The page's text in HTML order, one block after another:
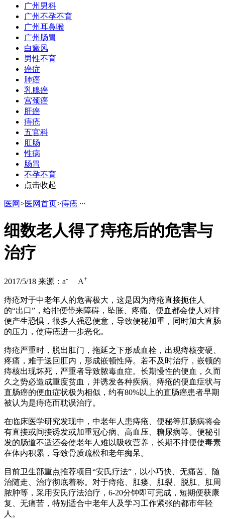
广州男科
广州不孕不育
广州耳鼻喉
广州肠胃
白癜风
男性不育
癌症
肺癌
乳腺癌
宫颈癌
肝癌
痔疮
五官科
肛肠
性病
肠胃
不孕不育
点击收起
医网>医网首页>痔疮 ···
细数老人得了痔疮后的危害与
治疗
2017/5/18 来源： a- A+
痔疮对于中老年人的危害极大，这是因为痔疮直接扼住人
的“出口”，给排便带来障碍，坠胀、疼痛、便血都会使人对排
便产生恐惧，很多人强忍便意，导致便秘加重，同时加大直肠
的压力，使痔疮进一步恶化。
痔疮严重时，脱出肛门，拖延之下形成血栓，出现痔核变硬、
疼痛，难于送回肛内，形成嵌顿性痔。若不及时治疗，嵌顿的
痔核出现坏死，严重者导致脓毒血症。长期慢性的便血，久而
久之势必造成重度贫血，并诱发各种疾病。痔疮的便血症状与
直肠癌的便血症状极为相似，约有80%以上的直肠癌患者早期
被认为是痔疮而耽误治疗。
在临床医学研究发现中，中老年人患痔疮、便秘等肛肠病将会
有直接或间接诱发或加重冠心病、高血压、糖尿病等。便秘引
发的肠道不适还会使老年人难以吸收营养，长期不排便使毒素
在体内积累，导致骨质疏松和老年痴呆。
目前卫生部重点推荐项目“安氏疗法”，以小巧快、无痛苦、随
治随走、治疗彻底着称。对于痔疮、肛瘘、肛裂、脱肛、肛周
脓肿等，采用安氏疗法治疗，6-20分钟即可完成，短期便获康
复、无痛苦，特别适合中老年人及学习工作紧张的都市年轻
人。